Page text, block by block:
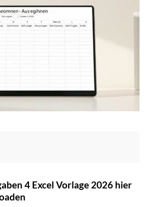
4 Excel Vorlage 2026 hier